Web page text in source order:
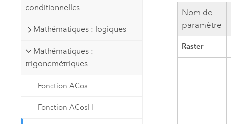
conditionnelles
Mathématiques : logiques
Mathématiques :
trigonométriques
Fonction ACos
Fonction ACosH
Nom de
paramètre
Raster